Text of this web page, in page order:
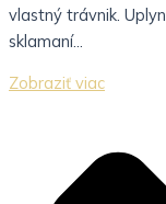
vlastný trávnik.
sklamaní...
Zobraziť viac